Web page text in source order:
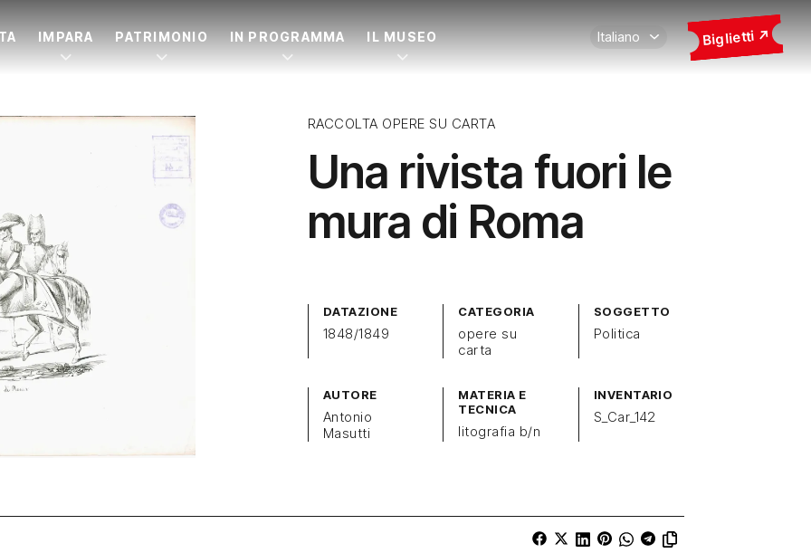
IMPARA PATRIMONIO IN PROGRAMMA IL MUSEO Biglietti
RACCOLTA OPERE SU CARTA
Una rivista fuori le
mura di Roma
DATAZIONE
1848/1849
CATEGORIA
opere su
carta
SOGGETTO
Politica
AUTORE
Antonio
Masutti
MATERIA E
TECNICA
litografia b/n
INVENTARIO
S_Car_142